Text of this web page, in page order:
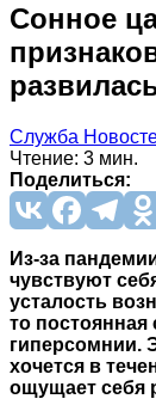
Сонное
Служба
Чтение: 3 мин.
Поделиться:
Из-за
чувствуют
усталость
то
гиперсомнии.
хочется в
ощущает себя